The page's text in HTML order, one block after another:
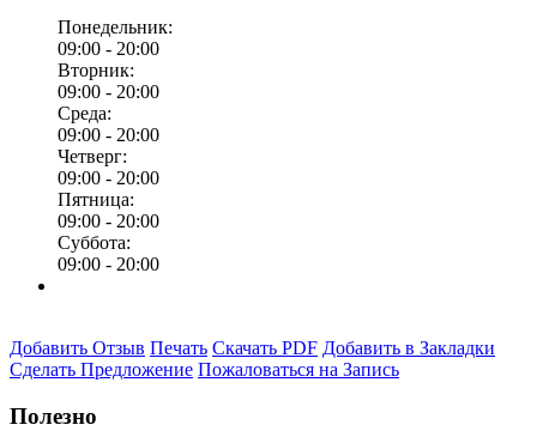
Понедельник:
09:00 - 20:00
Вторник:
09:00 - 20:00
Среда:
09:00 - 20:00
Четверг:
09:00 - 20:00
Пятница:
09:00 - 20:00
Суббота:
09:00 - 20:00
Добавить Отзыв Печать Скачать PDF Добавить в Закладки
Сделать Предложение Пожаловаться на Запись
Полезно